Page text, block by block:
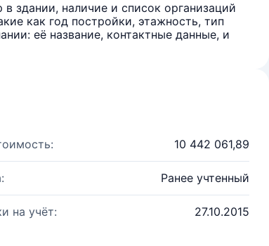
здании, наличие и список организаций
как год постройки, этажность, тип
её название, контактные данные, и
10 442 061,89
Ранее учтенный
на учёт: 27.10.2015